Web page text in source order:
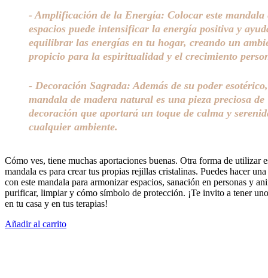
- Amplificación de la Energía: Colocar este mandala
espacios puede intensificar la energía positiva y
equilibrar las energías en tu hogar, creando un
propicio para la espiritualidad y el crecimiento
- Decoración Sagrada: Además de su poder
mandala de madera natural es una pieza preciosa de
decoración que aportará un toque de calma y
cualquier ambiente.
Cómo ves, tiene muchas aportaciones buenas. Otra forma de utilizar
mandala es para crear tus propias rejillas cristalinas. Puedes hacer
con este mandala para armonizar espacios, sanación en personas y
purificar, limpiar y cómo símbolo de protección. ¡Te invito a tener
en tu casa y en tus terapias!
Añadir al carrito